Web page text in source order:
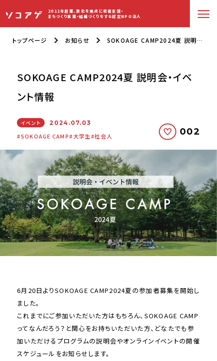
2011年創業、東北を拠点に若者支援・
まちづくり事業・組織づくりをする認定NPO法人
トップページ お知らせ SOKOAGE CAMP2024夏 説明会・イベント情報
SOKOAGE CAMP2024夏 説明会・イベ
ント情報
イベント 2024.07.03
SOKOAGE CAMP 大学生 社会人 002
6月20日よりSOKOAGE CAMP2024夏の参加者募集を開始し
ました。
これまでにご参加いただいた方はもちろん、SOKOAGE CAMP
ってなんだろう？と関心をお持ちいただいた方、どなたでも参
加いただけるプログラムの説明会やオンラインイベントの開催
スケジュールをお知らせします。